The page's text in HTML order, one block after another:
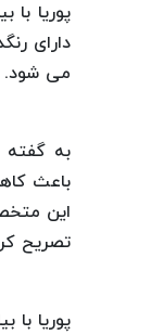
پوریا
دارای
می شود.
به گفته
باعث
این
تصریح
پوریا